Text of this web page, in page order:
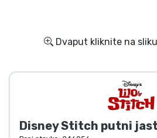
Dvaput kliknite na
Disney Stitch putni
Crtani proizvodi
Anime proizvodi
Gamer proizvodi
Sportski proizvodi